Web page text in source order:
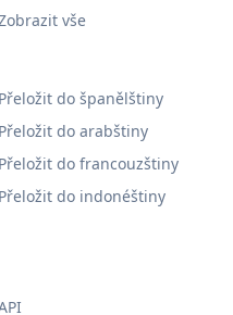
vše
Přeložit do španělštiny
Přeložit do arabštiny
Přeložit do francouzštiny
Přeložit do indonéštiny